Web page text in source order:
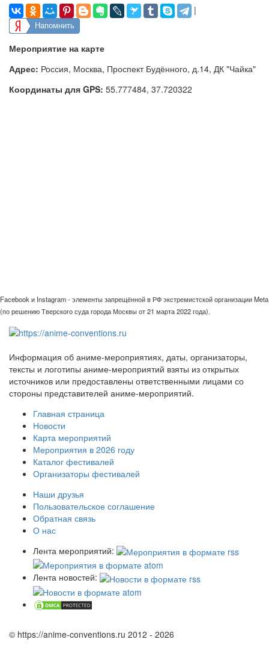
|
Напомнить
Мероприятие на карте
Адрес: Россия, Москва, Проспект Будённого, д.14, ДК "Чайка"
Координаты для GPS: 55.777484, 37.720322
Facebook и Instagram - элементы запрещённой в РФ экстремистской организации Meta
(по решению Тверского суда города Москвы от 21 марта 2022 года).
Информация об аниме-мероприятиях, даты, организаторы,
тексты и логотипы аниме-мероприятий взяты из открытых
источников или предоставлены ответственными лицами со
стороны представителей аниме-мероприятий.
Главная страница
Новости
Карта мероприятий
Мероприятия в 2026 году
Каталог фестивалей
Организаторы фестивалей
Наши друзья
Пользовательское соглашение
Обратная связь
О нас
Лента мероприятий:
Лента новостей:
© https://anime-conventions.ru 2012 - 2026